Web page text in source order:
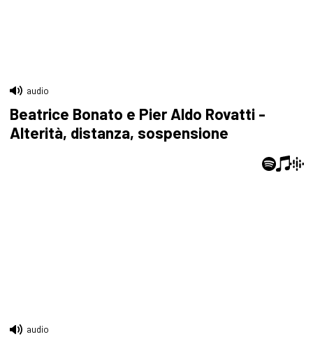
audio
Beatrice Bonato e Pier Aldo Rovatti -
Alterità, distanza, sospensione
audio